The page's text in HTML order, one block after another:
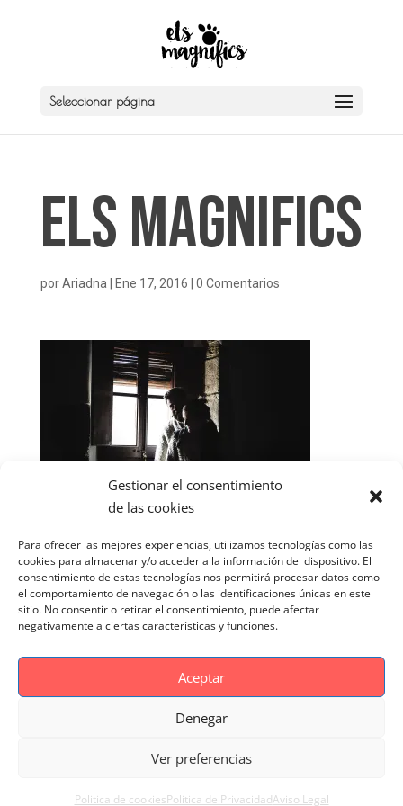
Gestionar el consentimiento
de las cookies
Para ofrecer las mejores experiencias, utilizamos tecnologías como las
cookies para almacenar y/o acceder a la información del dispositivo. El
consentimiento de estas tecnologías nos permitirá procesar datos como
el comportamiento de navegación o las identificaciones únicas en este
sitio. No consentir o retirar el consentimiento, puede afectar
negativamente a ciertas características y funciones.
Aceptar
Denegar
Ver preferencias
Politica de cookiesPolitica de PrivacidadAviso Legal
Seleccionar página
Els Magnifics
porAriadna Ene 17, 2016 0 Comentarios
Politica de Privacidad
Reportaje Magnific